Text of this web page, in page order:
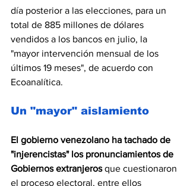
día posterior a las elecciones, para un
total de 885 millones de dólares
vendidos a los bancos en julio, la
"mayor intervención mensual de los
últimos 19 meses", de acuerdo con
Ecoanalítica.
Un "mayor" aislamiento
El gobierno venezolano ha tachado de
"injerencistas" los pronunciamientos de
Gobiernos extranjeros que cuestionaron
el proceso electoral, entre ellos